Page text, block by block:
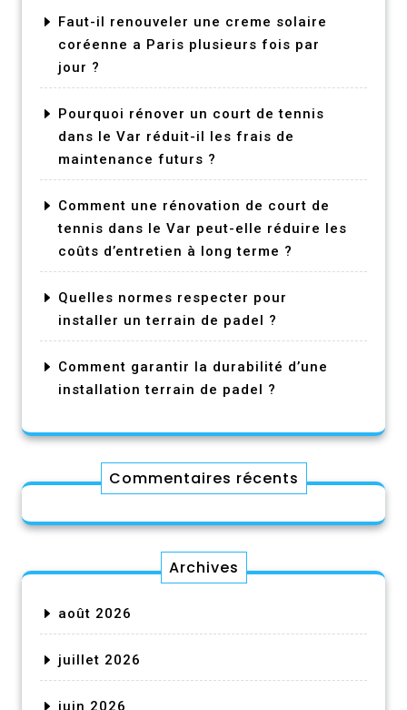
Faut-il renouveler une creme solaire
coréenne a Paris plusieurs fois par
jour ?
Pourquoi rénover un court de tennis
dans le Var réduit-il les frais de
maintenance futurs ?
Comment une rénovation de court de
tennis dans le Var peut-elle réduire les
coûts d’entretien à long terme ?
Quelles normes respecter pour
installer un terrain de padel ?
Comment garantir la durabilité d’une
installation terrain de padel ?
Commentaires récents
Archives
août 2026
juillet 2026
juin 2026